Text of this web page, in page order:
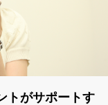
トがサポートす